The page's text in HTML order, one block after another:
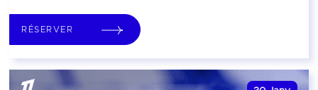
RÉSERVER